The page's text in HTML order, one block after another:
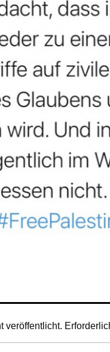
veröffentlicht.